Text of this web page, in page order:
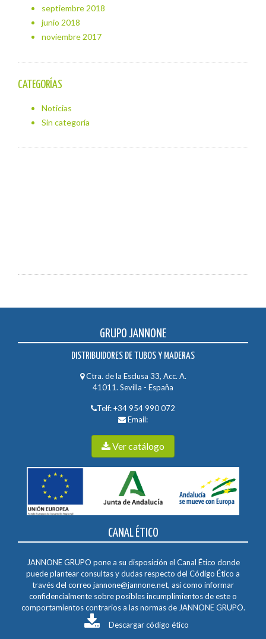
septiembre 2018
junio 2018
noviembre 2017
CATEGORÍAS
Noticias
Sin categoría
GRUPO JANNONE
DISTRIBUIDORES DE TUBOS Y MADERAS
Ctra. de la Esclusa 33, Acc. A.
41011. Sevilla - España
Telf:+34 954 990 072
Email:
Ver catálogo
CANAL ÉTICO
JANNONE GRUPO pone a su disposición el Canal Ético donde
puede plantear consultas y dudas respecto del Código Ético a
través del correo jannone@jannone.net, así como informar
confidencialmente sobre posibles incumplimientos de este o
comportamientos contrarios a las normas de JANNONE GRUPO.
Descargar código ético